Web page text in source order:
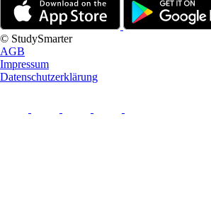
© StudySmarter
AGB
Impressum
Datenschutzerklärung